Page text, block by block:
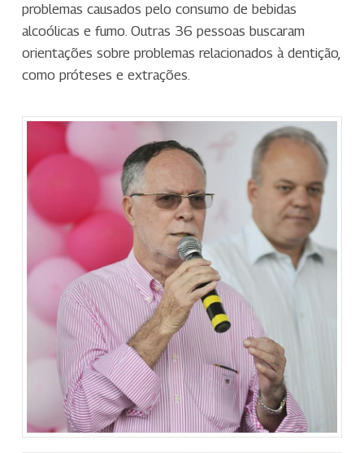
problemas causados pelo consumo de bebidas
alcoólicas e fumo. Outras 36 pessoas buscaram
orientações sobre problemas relacionados à dentição,
como próteses e extrações.